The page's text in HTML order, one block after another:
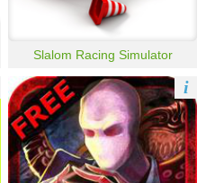
Slalom Racing Simulator
i